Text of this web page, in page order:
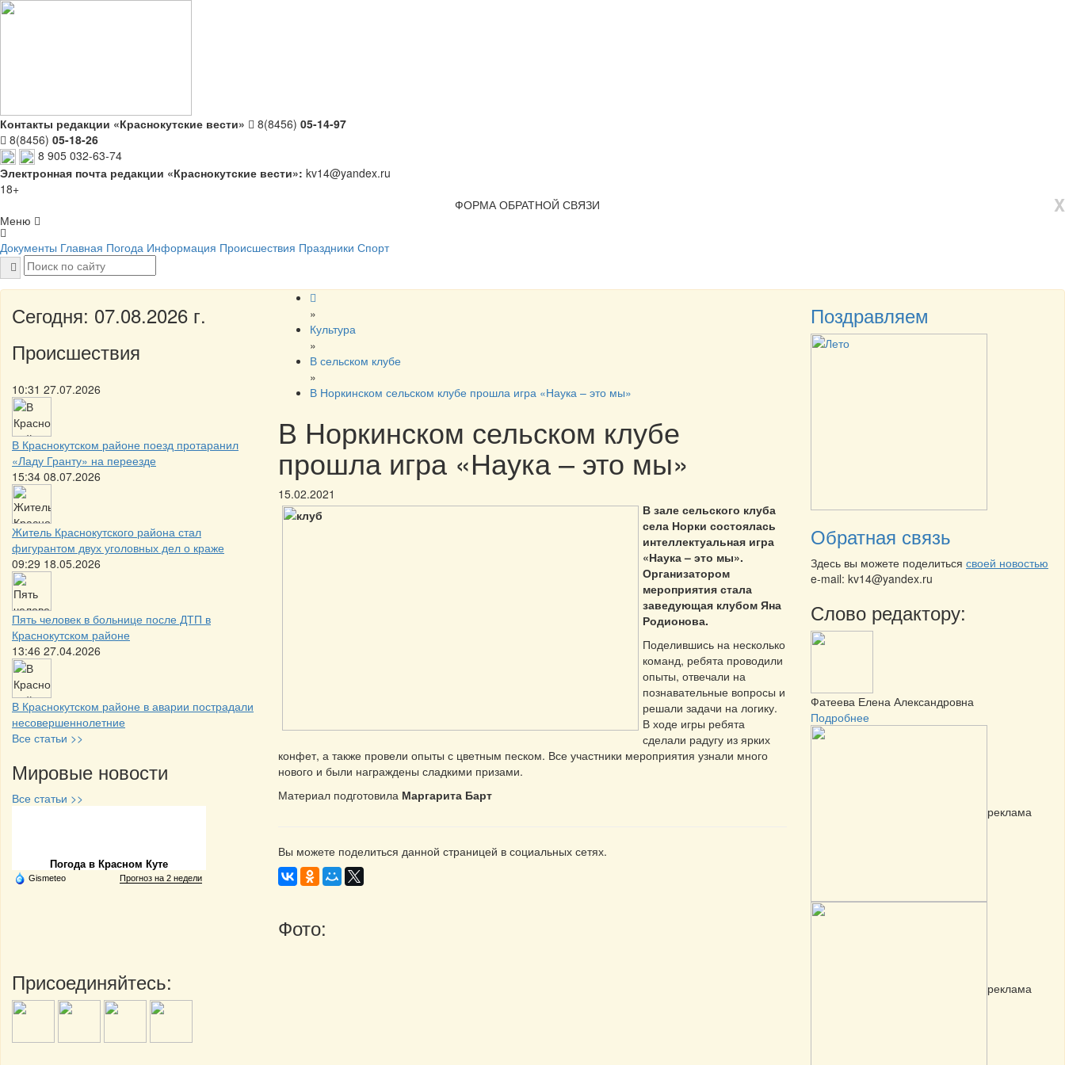
Контакты редакции «Краснокутские вести» 8(8456) 05-14-97
8(8456) 05-18-26
8 905 032-63-74
Электронная почта редакции «Краснокутские вести»: kv14@yandex.ru
18+
X
ФОРМА ОБРАТНОЙ СВЯЗИ
Меню
Документы Главная Погода Информация Происшествия Праздники Спорт
Сегодня: 07.08.2026 г.
Происшествия
10:31 27.07.2026
В Краснокутском районе поезд протаранил
«Ладу Гранту» на переезде
15:34 08.07.2026
Житель Краснокутского района стал
фигурантом двух уголовных дел о краже
09:29 18.05.2026
Пять человек в больнице после ДТП в
Краснокутском районе
13:46 27.04.2026
В Краснокутском районе в аварии пострадали
несовершеннолетние
Все статьи >>
Мировые новости
Все статьи >>
Погода в Красном Куте
Gismeteo Прогноз на 2 недели
Присоединяйтесь:
»
Культура
»
В сельском клубе
»
В Норкинском сельском клубе прошла игра «Наука – это мы»
В Норкинском сельском клубе
прошла игра «Наука – это мы»
15.02.2021
В зале сельского клуба
села Норки состоялась
интеллектуальная игра
«Наука – это мы».
Организатором
мероприятия стала
заведующая клубом Яна
Родионова.
Поделившись на несколько
команд, ребята проводили
опыты, отвечали на
познавательные вопросы и
решали задачи на логику.
В ходе игры ребята
сделали радугу из ярких
конфет, а также провели опыты с цветным песком. Все участники мероприятия узнали много
нового и были награждены сладкими призами.
Материал подготовила Маргарита Барт
Вы можете поделиться данной страницей в социальных сетях.
Фото:
Поздравляем
Обратная связь
Здесь вы можете поделиться своей новостью
e-mail: kv14@yandex.ru
Слово редактору:
Фатеева Елена Александровна
Подробнее
реклама
реклама